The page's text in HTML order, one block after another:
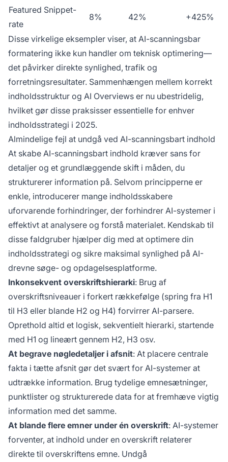
Featured Snippet-
rate
8% 42% +425%
Disse virkelige eksempler viser, at AI-scanningsbar
formatering ikke kun handler om teknisk optimering—
det påvirker direkte synlighed, trafik og
forretningsresultater. Sammenhængen mellem korrekt
indholdsstruktur og AI Overviews er nu ubestridelig,
hvilket gør disse praksisser essentielle for enhver
indholdsstrategi i 2025.
Almindelige fejl at undgå ved AI-scanningsbart indhold
At skabe AI-scanningsbart indhold kræver sans for
detaljer og et grundlæggende skift i måden, du
strukturerer information på. Selvom principperne er
enkle, introducerer mange indholdsskabere
uforvarende forhindringer, der forhindrer AI-systemer i
effektivt at analysere og forstå materialet. Kendskab til
disse faldgruber hjælper dig med at optimere din
indholdsstrategi og sikre maksimal synlighed på AI-
drevne søge- og opdagelsesplatforme.
Inkonsekvent overskriftshierarki: Brug af
overskriftsniveauer i forkert rækkefølge (spring fra H1
til H3 eller blande H2 og H4) forvirrer AI-parsere.
Oprethold altid et logisk, sekventielt hierarki, startende
med H1 og lineært gennem H2, H3 osv.
At begrave nøgledetaljer i afsnit: At placere centrale
fakta i tætte afsnit gør det svært for AI-systemer at
udtrække information. Brug tydelige emnesætninger,
punktlister og strukturerede data for at fremhæve vigtig
information med det samme.
At blande flere emner under én overskrift: AI-systemer
forventer, at indhold under en overskrift relaterer
direkte til overskriftens emne. Undgå